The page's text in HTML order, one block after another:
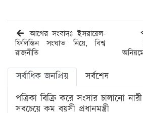
আগের সংবাদঃ ইসরায়েল-
ফিলিস্তিন সংঘাত নিয়ে, বিশ্ব
রাজনীতি
সর্বাধিক জনপ্রিয়
সর্বশেষ
পত্রিকা বিক্রি করে সংসার চালানো
সবচেয়ে কম বয়সী প্রধানমন্ত্রী